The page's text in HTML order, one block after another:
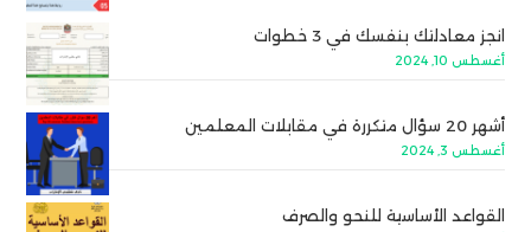
انجز معادلتك بنفسك في 3 خطوات
أغسطس 10, 2024
أشهر 20 سؤال متكررة في مقابلات المعلمين
أغسطس 3, 2024
القواعد الأساسية للنحو والصرف